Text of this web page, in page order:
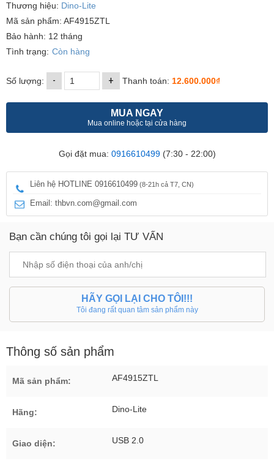
Thương hiệu: Dino-Lite
Mã sản phẩm: AF4915ZTL
Bảo hành: 12 tháng
Tình trạng: Còn hàng
Số lượng: - + Thanh toán: 12.600.000₫
MUA NGAY
Mua online hoặc tại cửa hàng
Gọi đặt mua: 0916610499(7:30 - 22:00)
Liên hệ HOTLINE 0916610499 (8-21h cả T7, CN)
Email: thbvn.com@gmail.com
Bạn cần chúng tôi gọi lại TƯ VẤN
HÃY GỌI LẠI CHO TÔI!!!
Tôi đang rất quan tâm sản phẩm này
Thông số sản phẩm
Mã sản phẩm: AF4915ZTL
Hãng: Dino-Lite
Giao diện: USB 2.0